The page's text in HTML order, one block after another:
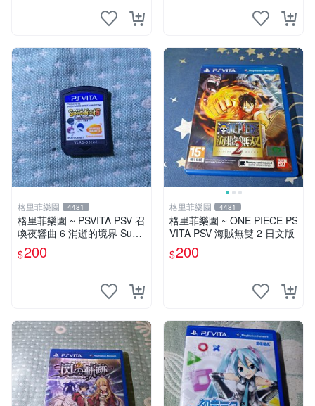
格里菲樂園 4481
格里菲樂園 ~ PSVITA PSV 召
喚夜響曲 6 消逝的境界 Sum
mon Night 6 Lost 日文版裸卡
$200
格里菲樂園 4481
格里菲樂園 ~ ONE PIECE PS
VITA PSV 海賊無雙 2 日文版
$200